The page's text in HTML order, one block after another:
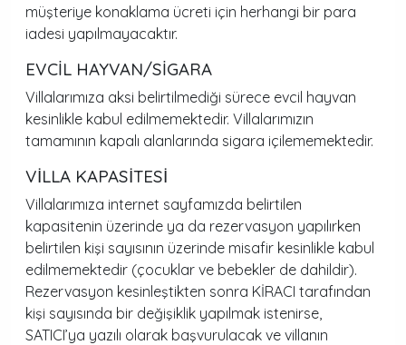
müşteriye konaklama ücreti için herhangi bir para
iadesi yapılmayacaktır.
EVCİL HAYVAN/SİGARA
Villalarımıza aksi belirtilmediği sürece evcil hayvan
kesinlikle kabul edilmemektedir. Villalarımızın
tamamının kapalı alanlarında sigara içilememektedir.
VİLLA KAPASİTESİ
Villalarımıza internet sayfamızda belirtilen
kapasitenin üzerinde ya da rezervasyon yapılırken
belirtilen kişi sayısının üzerinde misafir kesinlikle kabul
edilmemektedir (çocuklar ve bebekler de dahildir).
Rezervasyon kesinleştikten sonra KİRACI tarafından
kişi sayısında bir değişiklik yapılmak istenirse,
SATICI’ya yazılı olarak başvurulacak ve villanın